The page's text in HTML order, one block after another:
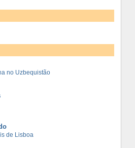
no Uzbequistão
de Lisboa